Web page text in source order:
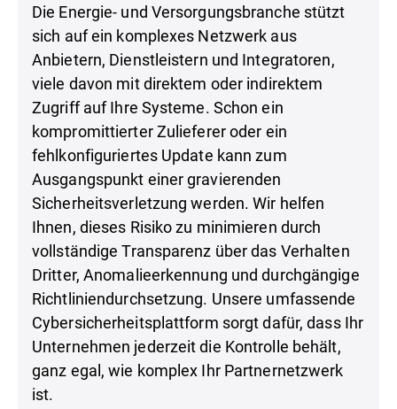
Die Energie- und Versorgungsbranche stützt
sich auf ein komplexes Netzwerk aus
Anbietern, Dienstleistern und Integratoren,
viele davon mit direktem oder indirektem
Zugriff auf Ihre Systeme. Schon ein
kompromittierter Zulieferer oder ein
fehlkonfiguriertes Update kann zum
Ausgangspunkt einer gravierenden
Sicherheitsverletzung werden. Wir helfen
Ihnen, dieses Risiko zu minimieren durch
vollständige Transparenz über das Verhalten
Dritter, Anomalieerkennung und durchgängige
Richtliniendurchsetzung. Unsere umfassende
Cybersicherheitsplattform sorgt dafür, dass Ihr
Unternehmen jederzeit die Kontrolle behält,
ganz egal, wie komplex Ihr Partnernetzwerk
ist.